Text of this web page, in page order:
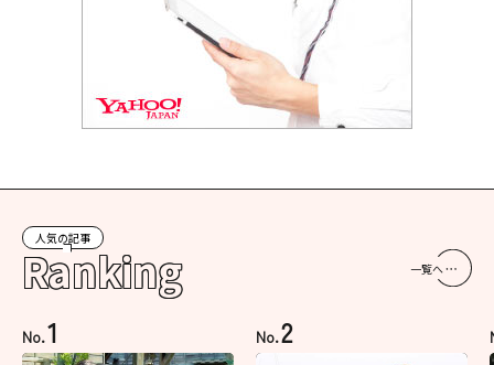
人気の記事
Ranking 一覧へ
No.1 No.2